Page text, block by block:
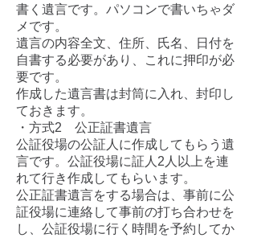
書く遺言です。パソコンで書いちゃダ
メです。
遺言の内容全文、住所、氏名、日付を
自書する必要があり、これに押印が必
要です。
作成した遺言書は封筒に入れ、封印し
ておきます。
・方式2 公正証書遺言
公証役場の公証人に作成してもらう遺
言です。公証役場に証人2人以上を連
れて行き作成してもらいます。
公正証書遺言をする場合は、事前に公
証役場に連絡して事前の打ち合わせを
し、公証役場に行く時間を予約してか